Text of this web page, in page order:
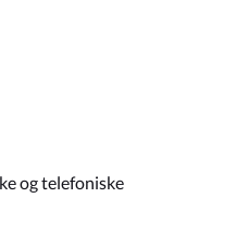
og telefoniske